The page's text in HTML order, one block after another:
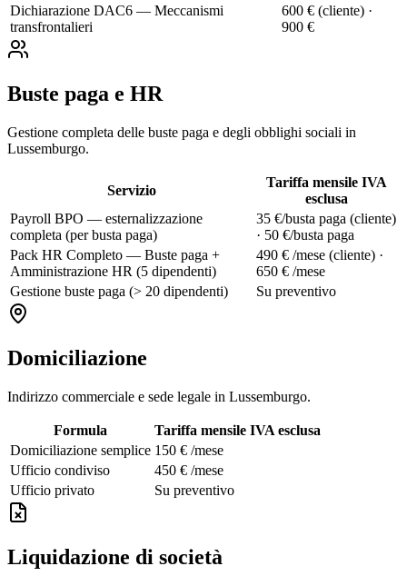
Dichiarazione DAC6 — Meccanismi
transfrontalieri
600 € (cliente) ·
900 €
Buste paga e HR
Gestione completa delle buste paga e degli obblighi sociali in
Lussemburgo.
Servizio
Tariffa mensile IVA
esclusa
Payroll BPO — esternalizzazione
completa (per busta paga)
35 €/busta paga (cliente)
· 50 €/busta paga
Pack HR Completo — Buste paga +
Amministrazione HR (5 dipendenti)
490 € /mese (cliente) ·
650 € /mese
Gestione buste paga (> 20 dipendenti)
Su preventivo
Domiciliazione
Indirizzo commerciale e sede legale in Lussemburgo.
Formula
Tariffa mensile IVA esclusa
Domiciliazione semplice 150 € /mese
Ufficio condiviso
450 € /mese
Ufficio privato
Su preventivo
Liquidazione di società